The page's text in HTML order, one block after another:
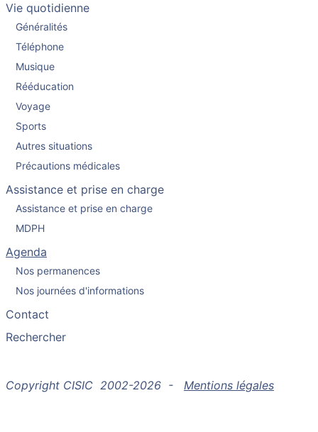
Vie quotidienne
Généralités
Téléphone
Musique
Rééducation
Voyage
Sports
Autres situations
Précautions médicales
Assistance et prise en charge
Assistance et prise en charge
MDPH
Agenda
Nos permanences
Nos journées d'informations
Contact
Rechercher
Copyright CISIC 2002-2026 - Mentions légales